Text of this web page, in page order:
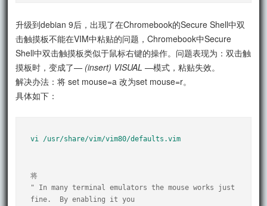
升级到debian 9后，出现了在Chromebook的Secure Shell中双
击触摸板不能在VIM中粘贴的问题，Chromebook中Secure
Shell中双击触摸板类似于鼠标右键的操作。问题表现为：双击触
摸板时，变成了— (insert) VISUAL —模式，粘贴失效。
解决办法：将 set mouse=a 改为set mouse=r。
具体如下：
vi /usr/share/vim/vim80/defaults.vim
将
" In many terminal emulators the mouse works just
fine.  By enabling it you